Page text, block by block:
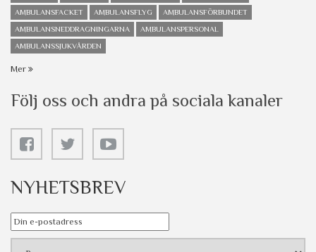
AMBULANSFACKET
AMBULANSFLYG
AMBULANSFÖRBUNDET
AMBULANSNEDDRAGNINGARNA
AMBULANSPERSONAL
AMBULANSSJUKVÅRDEN
Mer
Följ oss och andra på sociala kanaler
NYHETSBREV